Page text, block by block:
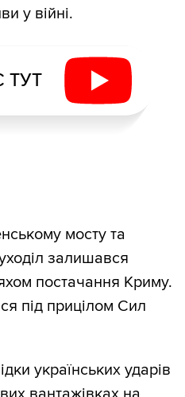
у війні.
ТУТ
мосту та
залишався
постачання Криму.
під прицілом Сил
українських ударів